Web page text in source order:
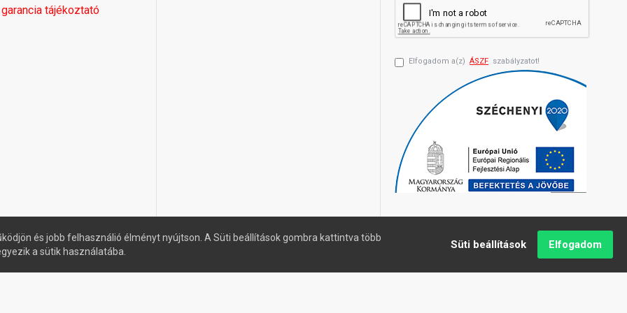
tájékoztató
Elfogadom a(z) ÁSZF szabályzatot!
és jobb felhasználió élményt nyújtson. A Süti beállítások gombra kattintva több
a sütik használatába.
Süti beállítások Elfogadom